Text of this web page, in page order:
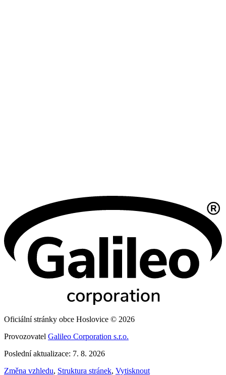
Oficiální stránky obce Hoslovice © 2026
Provozovatel Galileo Corporation s.r.o.
Poslední aktualizace: 7. 8. 2026
Změna vzhledu, Struktura stránek, Vytisknout